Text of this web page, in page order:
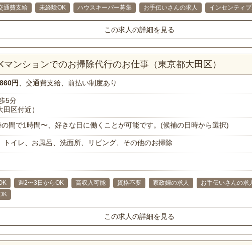
通費支給 未経験OK ハウスキーパー募集 お手伝いさんの求人 インセンティブ
この求人の詳細を見る
ンションでのお掃除代行のお仕事（東京都大田区）
円 、交通費支給、前払い制度あり
5分
田区付近）
間で1時間〜、好きな日に働くことが可能です。(候補の日時から選択)
トイレ、お風呂、洗面所、リビング、その他のお掃除
週2〜3日からOK 高収入可能 資格不要 家政婦の求人 お手伝いさんの求
この求人の詳細を見る